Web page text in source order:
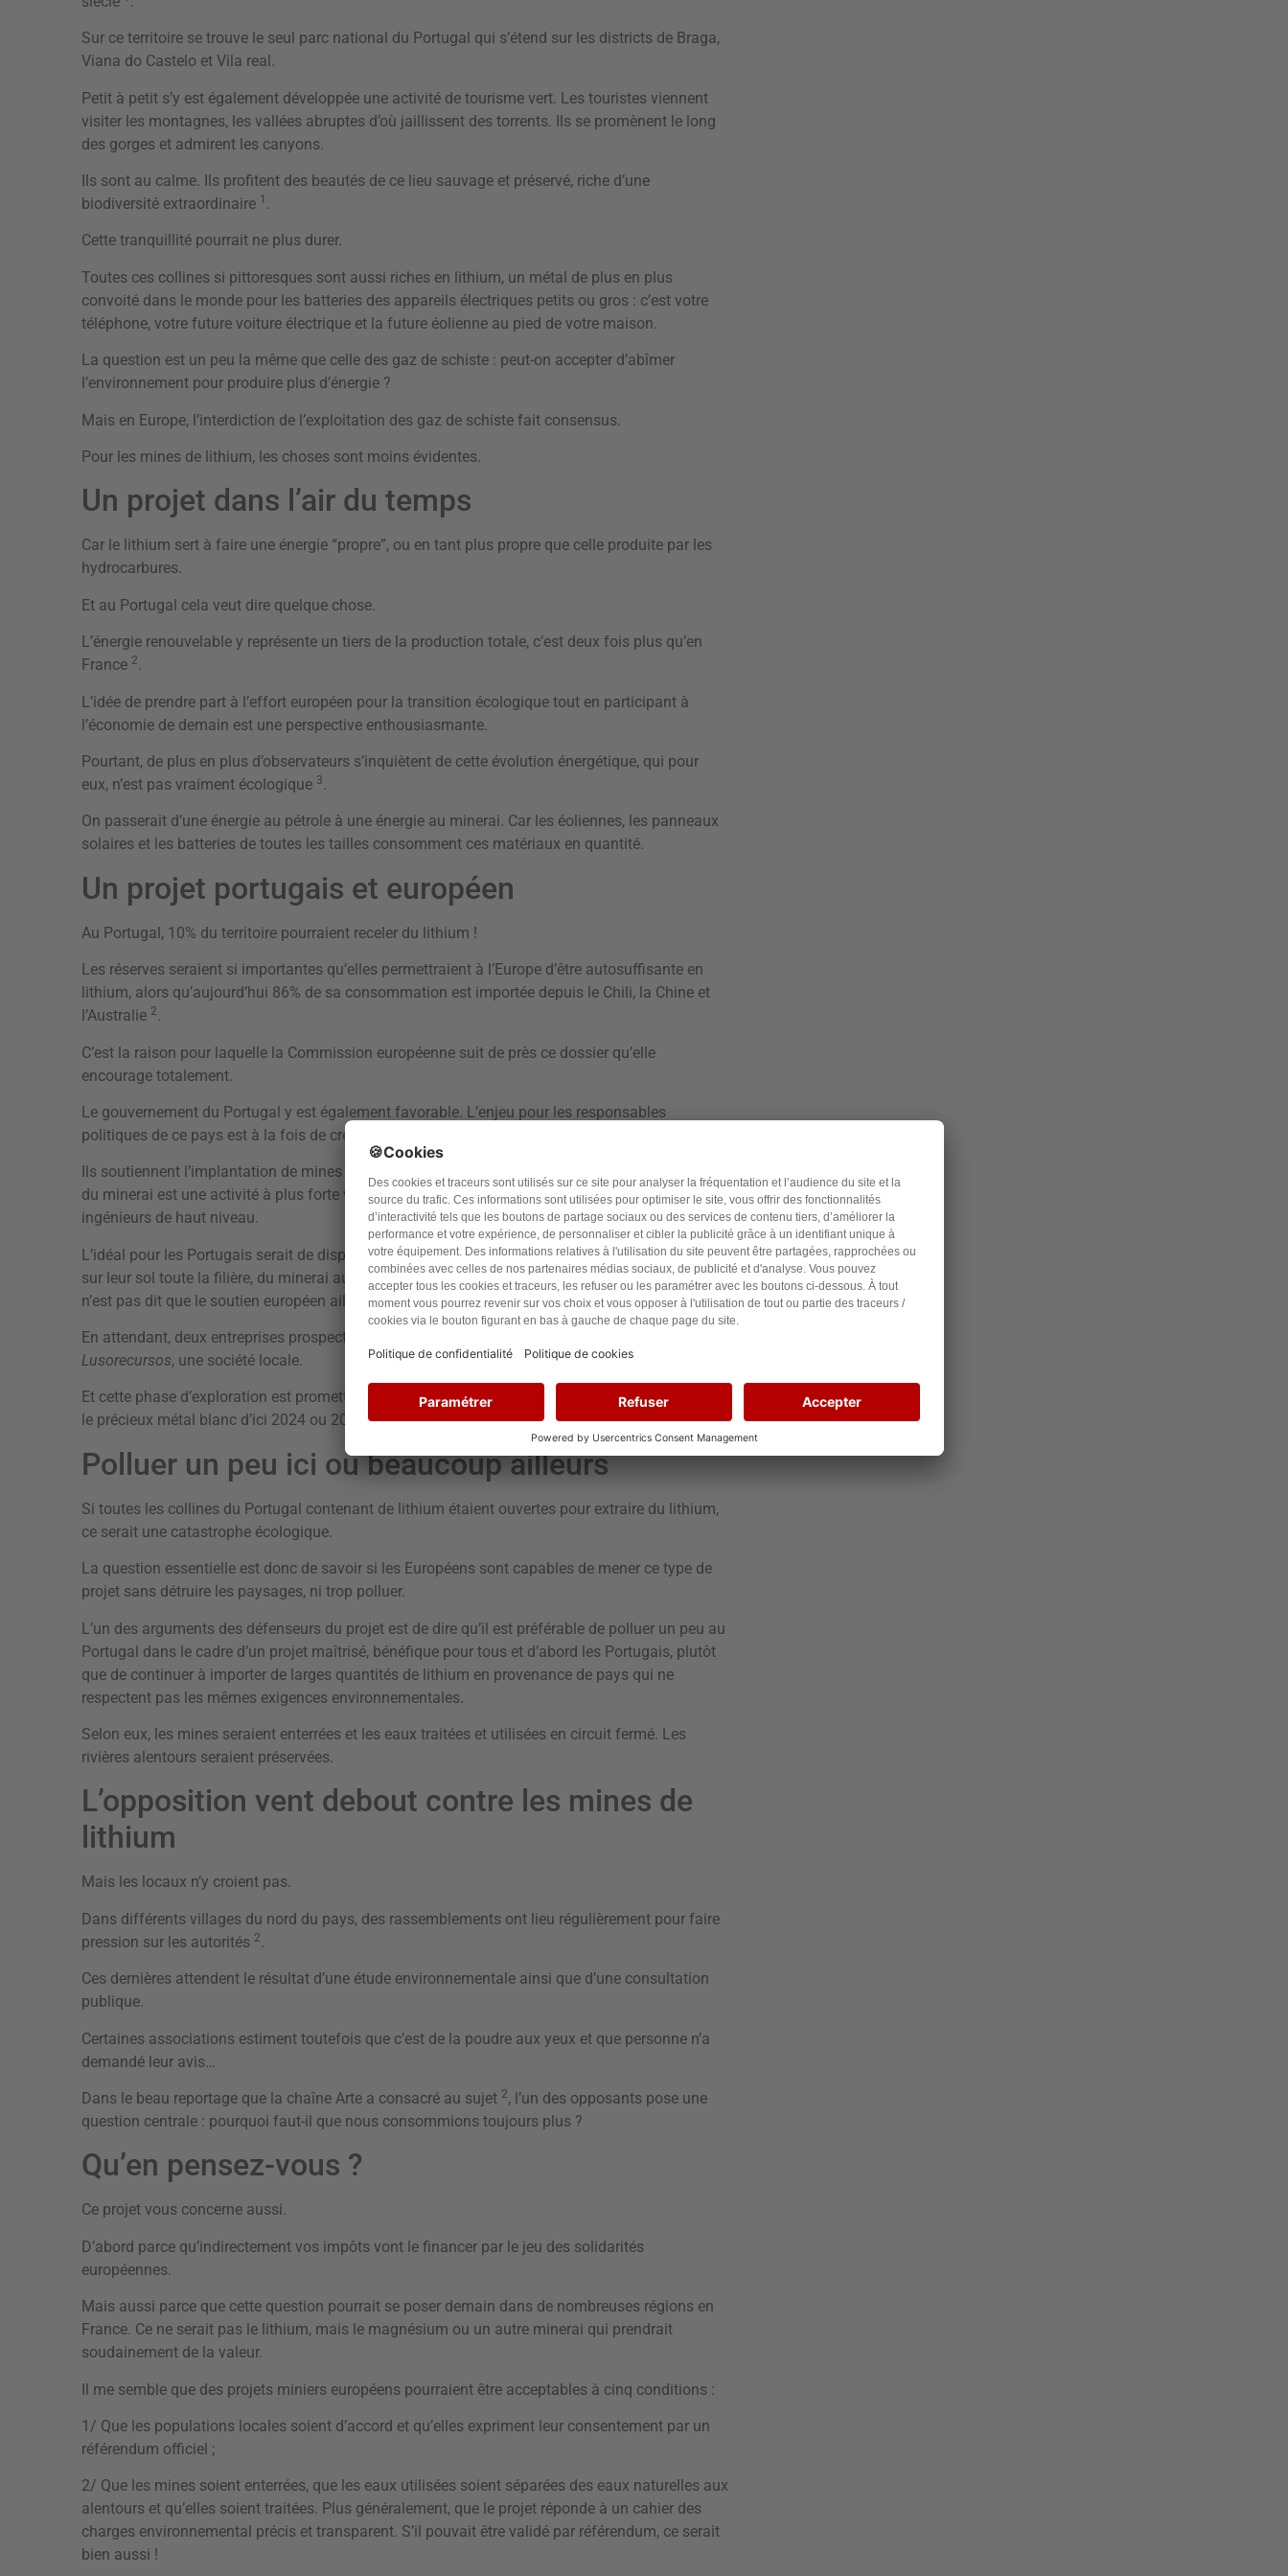
Sur ce territoire se trouve le seul parc national du Portugal qui s’étend sur les districts de Braga,
Viana do Castelo et Vila real.
Petit à petit s’y est également développée une activité de tourisme vert. Les touristes viennent
visiter les montagnes, les vallées abruptes d’où jaillissent des torrents. Ils se promènent le long
des gorges et admirent les canyons.
Ils sont au calme. Ils profitent des beautés de ce lieu sauvage et préservé, riche d’une
biodiversité extraordinaire 1 .
Cette tranquillité pourrait ne plus durer.
Toutes ces collines si pittoresques sont aussi riches en lithium, un métal de plus en plus
convoité dans le monde pour les batteries des appareils électriques petits ou gros : c’est votre
téléphone, votre future voiture électrique et la future éolienne au pied de votre maison.
La question est un peu la même que celle des gaz de schiste : peut-on accepter d’abîmer
l’environnement pour produire plus d’énergie ?
Mais en Europe, l’interdiction de l’exploitation des gaz de schiste fait consensus.
Pour les mines de lithium, les choses sont moins évidentes.
Un projet dans l’air du temps
Car le lithium sert à faire une énergie “propre”, ou en tant plus propre que celle produite par les
hydrocarbures.
Et au Portugal cela veut dire quelque chose.
L’énergie renouvelable y représente un tiers de la production totale, c’est deux fois plus qu’en
France 2.
L’idée de prendre part à l’effort européen pour la transition écologique tout en participant à
l’économie de demain est une perspective enthousiasmante.
Pourtant, de plus en plus d’observateurs s’inquiètent de cette évolution énergétique, qui pour
eux, n’est pas vraiment écologique 3.
On passerait d’une énergie au pétrole à une énergie au minerai. Car les éoliennes, les panneaux
solaires et les batteries de toutes les tailles consomment ces matériaux en quantité.
Un projet portugais et européen
Au Portugal, 10% du territoire pourraient receler du lithium !
Les réserves seraient si importantes qu’elles permettraient à l’Europe d’être autosuffisante en
lithium, alors qu’aujourd’hui 86% de sa consommation est importée depuis le Chili, la Chine et
l’Australie 2.
C’est la raison pour laquelle la Commission européenne suit de près ce dossier qu’elle
encourage totalement.
Le gouvernement du Portugal y est également favorable. L’enjeu pour les responsables
politiques de ce pays est à la fois de créer de l’emploi et un savoir-faire national.
Ils soutiennent l’implantation de mines et d’au moins une raffinerie. En effet, la transformation
du minerai est une activité à plus forte valeur ajoutée. Elle permet de former et de faire venir des
ingénieurs de haut niveau.
L’idéal pour les Portugais serait de disposer en outre d’une usine de batteries. Ils auraient alors
sur leur sol toute la filière, du minerai au produit fini. Mais il y a déjà des usines en Allemagne. Il
n’est pas dit que le soutien européen aille jusque-là !
En attendant, deux entreprises prospectent :
Lusorecursos, une société locale.
Et cette phase d’exploration est prometteuse. Ces entreprises pensent être en mesure d’extraire
le précieux métal blanc d’ici 2024 ou 2025. C’est demain !
Polluer un peu ici ou beaucoup ailleurs
Si toutes les collines du Portugal contenant de lithium étaient ouvertes pour extraire du lithium,
ce serait une catastrophe écologique.
La question essentielle est donc de savoir si les Européens sont capables de mener ce type de
projet sans détruire les paysages, ni trop polluer.
L’un des arguments des défenseurs du projet est de dire qu’il est préférable de polluer un peu au
Portugal dans le cadre d’un projet maîtrisé, bénéfique pour tous et d’abord les Portugais, plutôt
que de continuer à importer de larges quantités de lithium en provenance de pays qui ne
respectent pas les mêmes exigences environnementales.
Selon eux, les mines seraient enterrées et les eaux traitées et utilisées en circuit fermé. Les
rivières alentours seraient préservées.
L’opposition vent debout contre les mines de
lithium
Mais les locaux n’y croient pas.
Dans différents villages du nord du pays, des rassemblements ont lieu régulièrement pour faire
pression sur les autorités 2.
Ces dernières attendent le résultat d’une étude environnementale ainsi que d’une consultation
publique.
Certaines associations estiment toutefois que c’est de la poudre aux yeux et que personne n’a
demandé leur avis…
Dans le beau reportage que la chaîne Arte a consacré au sujet 2, l’un des opposants pose une
question centrale : pourquoi faut-il que nous consommions toujours plus ?
Qu’en pensez-vous ?
Ce projet vous concerne aussi.
D’abord parce qu’indirectement vos impôts vont le financer par le jeu des solidarités
européennes.
Mais aussi parce que cette question pourrait se poser demain dans de nombreuses régions en
France. Ce ne serait pas le lithium, mais le magnésium ou un autre minerai qui prendrait
soudainement de la valeur.
Il me semble que des projets miniers européens pourraient être acceptables à cinq conditions :
1/ Que les populations locales soient d’accord et qu’elles expriment leur consentement par un
référendum officiel ;
2/ Que les mines soient enterrées, que les eaux utilisées soient séparées des eaux naturelles aux
alentours et qu’elles soient traitées. Plus généralement, que le projet réponde à un cahier des
charges environnemental précis et transparent. S’il pouvait être validé par référendum, ce serait
bien aussi !